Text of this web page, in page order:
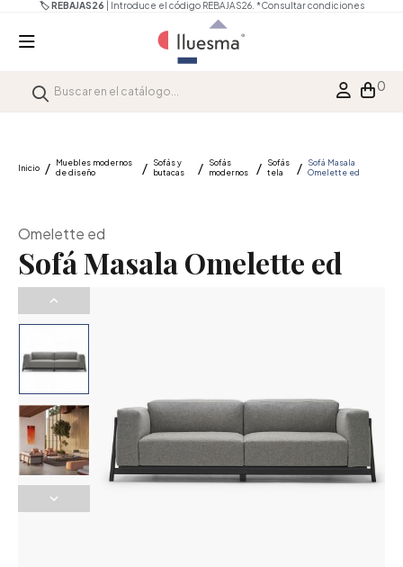
🏷️ REBAJAS26 | Introduce el código REBAJAS26. *Consultar condiciones
0
Inicio
Muebles modernos
de diseño
Sofás y
butacas
Sofás
modernos
Sofás
tela
Sofá Masala
Omelette ed
Omelette ed
Sofá Masala Omelette ed